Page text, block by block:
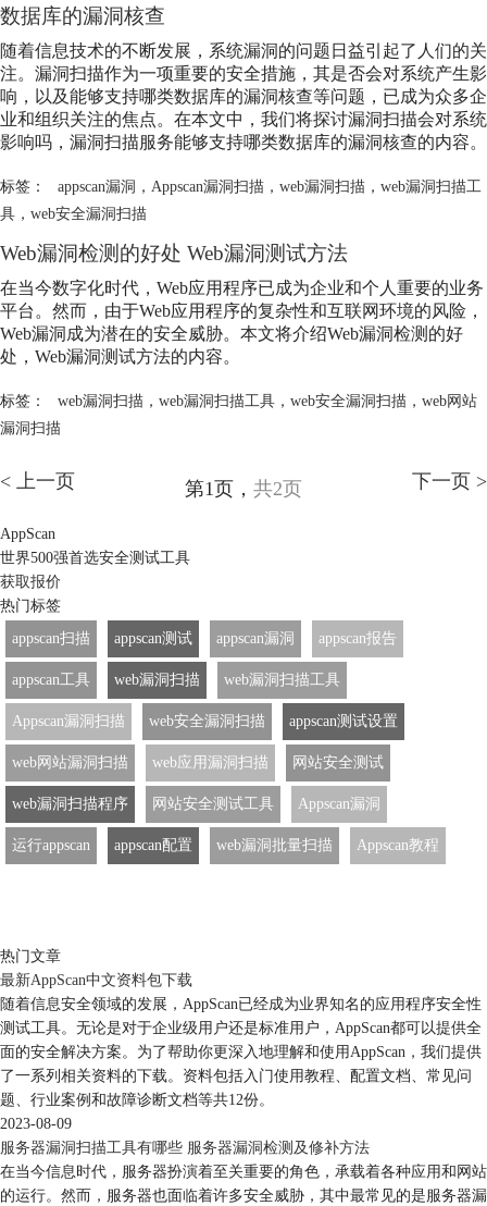
数据库的漏洞核查
随着信息技术的不断发展，系统漏洞的问题日益引起了人们的关
注。漏洞扫描作为一项重要的安全措施，其是否会对系统产生影
响，以及能够支持哪类数据库的漏洞核查等问题，已成为众多企
业和组织关注的焦点。在本文中，我们将探讨漏洞扫描会对系统
影响吗，漏洞扫描服务能够支持哪类数据库的漏洞核查的内容。
标签： appscan漏洞 ， Appscan漏洞扫描， web漏洞扫描， web漏洞扫描工
具 ， web安全漏洞扫描
Web漏洞检测的好处 Web漏洞测试方法
在当今数字化时代，Web应用程序已成为企业和个人重要的业务
平台。然而，由于Web应用程序的复杂性和互联网环境的风险，
Web漏洞成为潜在的安全威胁。本文将介绍Web漏洞检测的好
处，Web漏洞测试方法的内容。
标签： web漏洞扫描， web漏洞扫描工具， web安全漏洞扫描， web网站
漏洞扫描
< 上一页 第1页， 共2页 下一页 >
AppScan
世界500强首选安全测试工具
获取报价
热门标签
appscan扫描
appscan测试 appscan漏洞 appscan报告
appscan工具 web漏洞扫描 web漏洞扫描工具
Appscan漏洞扫描 web安全漏洞扫描 appscan测试设置
web网站漏洞扫描 web应用漏洞扫描 网站安全测试
web漏洞扫描程序 网站安全测试工具 Appscan漏洞
运行appscan appscan配置 web漏洞批量扫描 Appscan教程
热门文章
最新AppScan中文资料包下载
随着信息安全领域的发展，AppScan已经成为业界知名的应用程序安全性
测试工具。无论是对于企业级用户还是标准用户，AppScan都可以提供全
面的安全解决方案。为了帮助你更深入地理解和使用AppScan，我们提供
了一系列相关资料的下载。资料包括入门使用教程、配置文档、常见问
题、行业案例和故障诊断文档等共12份。
2023-08-09
服务器漏洞扫描工具有哪些 服务器漏洞检测及修补方法
在当今信息时代，服务器扮演着至关重要的角色，承载着各种应用和网站
的运行。然而，服务器也面临着许多安全威胁，其中最常见的是服务器漏